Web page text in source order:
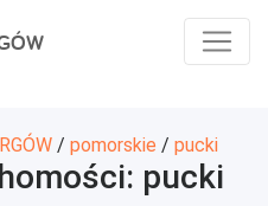
/ pomorskie / pucki
pucki